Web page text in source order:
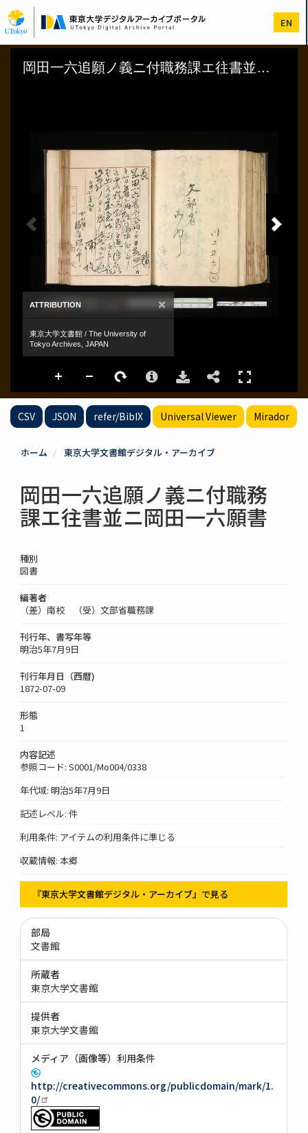
イ
ン
コ
EN
CSV JSON refer/BibIX Universal Viewer Mirador
ホーム 東京大学文書館デジタル・アーカイブ
岡田一六追願ノ義ニ付職務
課エ往書並ニ岡田一六願書
種別
図書
編著者
（差）南校 （受）文部省職務課
刊行年、書写年等
明治5年7月9日
刊行年月日（西暦)
1872-07-09
形態
1
内容記述
参照コード: S0001/Mo004/0338
年代域: 明治5年7月9日
記述レベル: 件
利用条件: アイテムの利用条件に準じる
収蔵情報: 本郷
『東京大学文書館デジタル・アーカイブ』で見る
部局
文書館
所蔵者
東京大学文書館
提供者
東京大学文書館
メディア（画像等）利用条件
http://creativecommons.org/publicdomain/mark/1.
0/